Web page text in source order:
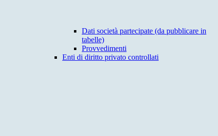
Dati società partecipate (da pubblicare in
tabelle)
Provvedimenti
Enti di diritto privato controllati